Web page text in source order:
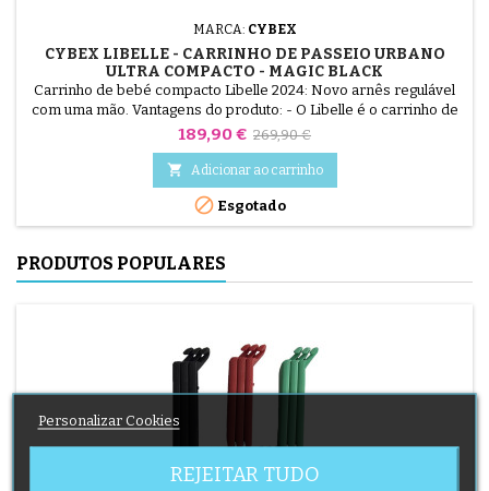
MARCA: CYBEX
CYBEX LIBELLE - CARRINHO DE PASSEIO URBANO
ULTRA COMPACTO - MAGIC BLACK
Carrinho de bebé compacto Libelle 2024: Novo arnês regulável
com uma mão. Vantagens do produto: - O Libelle é o carrinho de
passeio ultra-compacto da CYBEX que o acompanhará em todas
as suas aventuras. - A sua dobragem minúscula e o seu peso
pluma permitem-lhe arrumá-lo em qualquer lugar - na bagageira
da cabina, no comboio, no saco de transporte. De...
Preço
189,90 € Preço
normal
269,90 €
 Adicionar ao carrinho
 Esgotado
PRODUTOS POPULARES
Personalizar Cookies
REJEITAR TUDO